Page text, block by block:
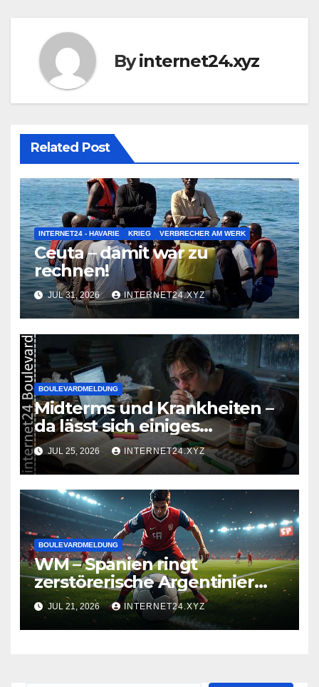
Byinternet24.xyz
Related Post
INTERNET24 - HAVARIE KRIEG VERBRECHER AM WERK
Ceuta – damit war zu
rechnen!
JUL 31, 2026 INTERNET24.XYZ
BOULEVARDMELDUNG
Midterms und Krankheiten –
da lässt sich einiges
zusammenbrauen!
JUL 25, 2026 INTERNET24.XYZ
BOULEVARDMELDUNG
WM – Spanien ringt
zerstörerische Argentinier
nieder
JUL 21, 2026 INTERNET24.XYZ